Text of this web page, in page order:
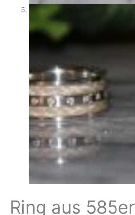
Ring aus 585er